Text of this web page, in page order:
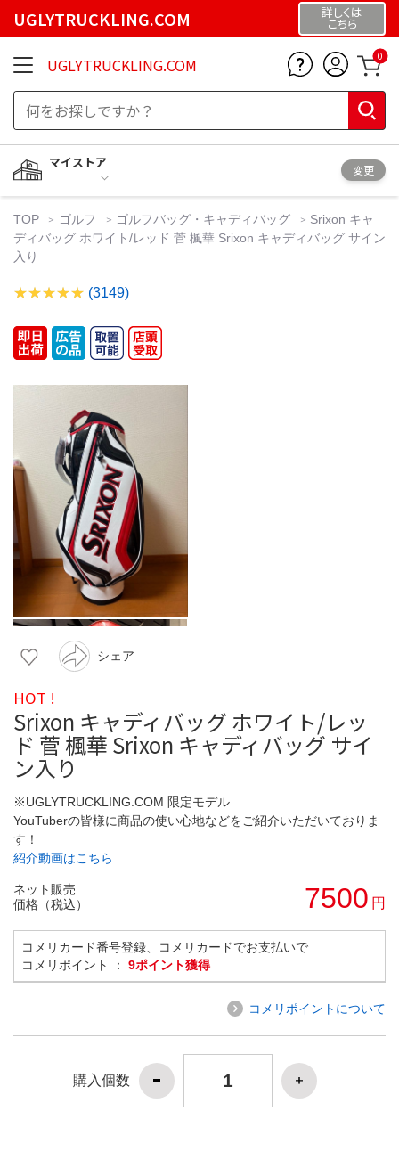
UGLYTRUCKLING.COM 詳しくは
こちら
UGLYTRUCKLING.COM 0
マイストア
変更
TOP ゴルフ ゴルフバッグ・キャディバッグ
Srixon キャ
ディバッグ ホワイト/レッド 菅 楓華 Srixon キャディバッグ サイン
入り
(3149)
シェア
HOT !
Srixon キャディバッグ ホワイト/レッ
ド 菅 楓華 Srixon キャディバッグ サイ
ン入り
※UGLYTRUCKLING.COM 限定モデル
YouTuberの皆様に商品の使い心地などをご紹介いただいておりま
す！
紹介動画はこちら
ネット販売
価格（税込）
7500 円
コメリカード番号登録、コメリカードでお支払いで
コメリポイント ： 9ポイント獲得
コメリポイントについて
購入個数